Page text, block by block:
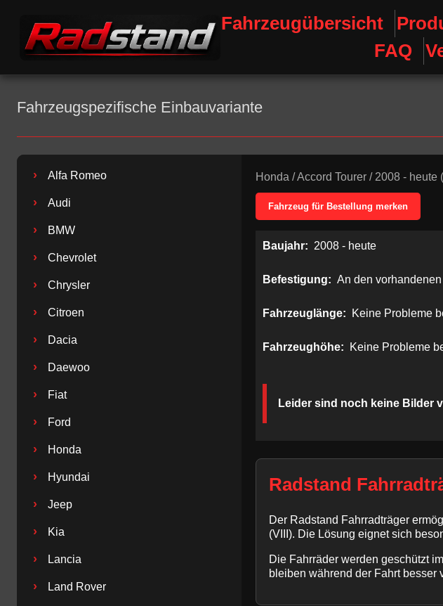
Fahrzeugübersicht
FAQ
Fahrzeugspezifische Einbauvariante
› Alfa Romeo
› Audi
› BMW
› Chevrolet
› Chrysler
› Citroen
› Dacia
› Daewoo
› Fiat
› Ford
› Honda
› Hyundai
› Jeep
› Kia
› Lancia
› Land Rover
Honda /Accord Tourer / 2008 - heute
Fahrzeug für Bestellung merken
Baujahr: 2008 - heute
Befestigung: An den
Fahrzeuglänge: Keine Probleme
Fahrzeughöhe: Keine Probleme
Leider sind noch keine Bilder
Radstand
Der Radstand Fahrradträger
(VIII). Die Lösung eignet sich
Die Fahrräder werden geschützt
bleiben während der Fahrt besser